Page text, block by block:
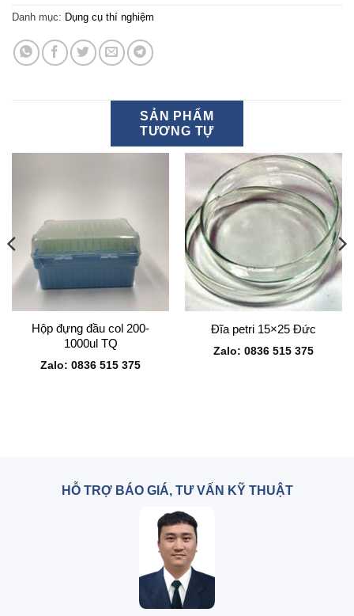
Danh mục: Dụng cụ thí nghiệm
SẢN PHẨM
TƯƠNG TỰ
Hộp đựng đầu col 200-
1000ul TQ
Zalo: 0836 515 375
Đĩa petri 15×25 Đức
Zalo: 0836 515 375
HỖ TRỢ BÁO GIÁ, TƯ VẤN KỸ THUẬT